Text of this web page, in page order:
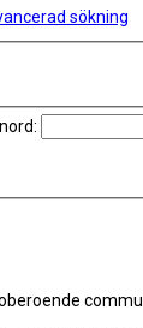
sökning